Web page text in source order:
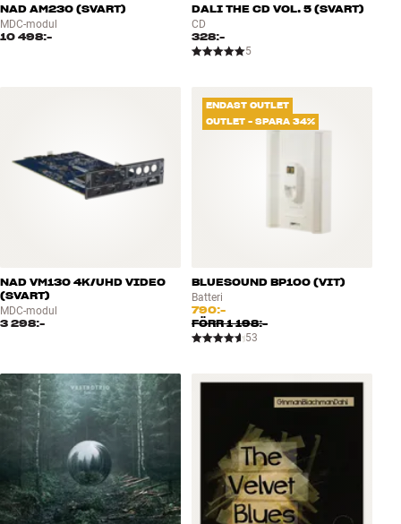
NAD AM230 (SVART)
MDC-modul
10 498:-
DALI THE CD VOL. 5 (SVART)
CD
328:-
5
NAD VM130 4K/UHD VIDEO
(SVART)
MDC-modul
3 298:-
ENDAST OUTLET
OUTLET - SPARA 34%
BLUESOUND BP100 (VIT)
Batteri
790:-
FÖRR1 198:-
53